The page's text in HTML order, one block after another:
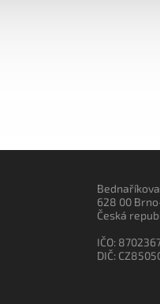
Bednaříkova
628 00
Česká
IČO:
DIČ: